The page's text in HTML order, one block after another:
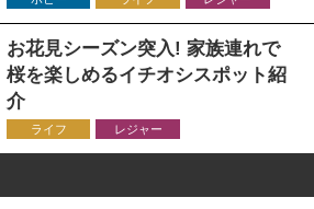
お花見シーズン突入! 家族連れで
桜を楽しめるイチオシスポット紹
介
ライフ レジャー